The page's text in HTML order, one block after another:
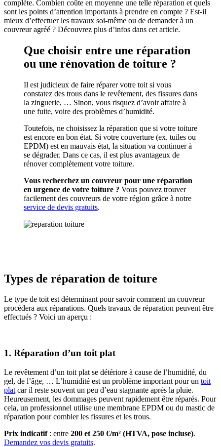
complète. Combien coûte en moyenne une telle réparation et quels
sont les points d’attention importants à prendre en compte ? Est-il
mieux d’effectuer les travaux soi-même ou de demander à un
couvreur agréé ? Découvrez plus d’infos dans cet article.
Que choisir entre une réparation
ou une rénovation de toiture ?
Il est judicieux de faire réparer votre toit si vous
constatez des trous dans le revêtement, des fissures dans
la zinguerie, … Sinon, vous risquez d’avoir affaire à
une fuite, voire des problèmes d’humidité.
Toutefois, ne choisissez la réparation que si votre toiture
est encore en bon état. Si votre couverture (ex. tuiles ou
EPDM) est en mauvais état, la situation va continuer à
se dégrader. Dans ce cas, il est plus avantageux de
rénover complètement votre toiture.
Vous recherchez un couvreur pour une réparation
en urgence de votre toiture ? Vous pouvez trouver
facilement des couvreurs de votre région grâce à notre
service de devis gratuits.
Types de réparation de toiture
Le type de toit est déterminant pour savoir comment un couvreur
procédera aux réparations. Quels travaux de réparation peuvent être
effectués ? Voici un aperçu :
1. Réparation d’un toit plat
Le revêtement d’un toit plat se détériore à cause de l’humidité, du
gel, de l’âge, … L’humidité est un problème important pour un toit
plat car il reste souvent un peu d’eau stagnante après la pluie.
Heureusement, les dommages peuvent rapidement être réparés. Pour
cela, un professionnel utilise une membrane EPDM ou du mastic de
réparation pour combler les fissures et les trous.
Prix indicatif: entre 200 et 250 €/m² (HTVA, pose incluse).
Demandez vos devis gratuits.